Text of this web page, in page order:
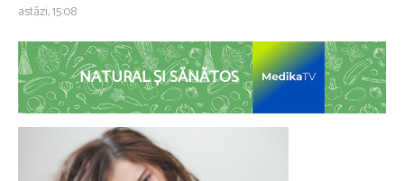
astăzi, 15:08
NATURAL ȘI SĂNĂTOS